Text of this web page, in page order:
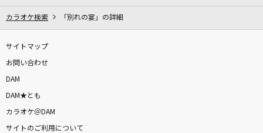
カラオケ検索 「別れの宴」の詳細
サイトマップ
お問い合わせ
DAM
DAM★とも
カラオケ＠DAM
サイトのご利用について